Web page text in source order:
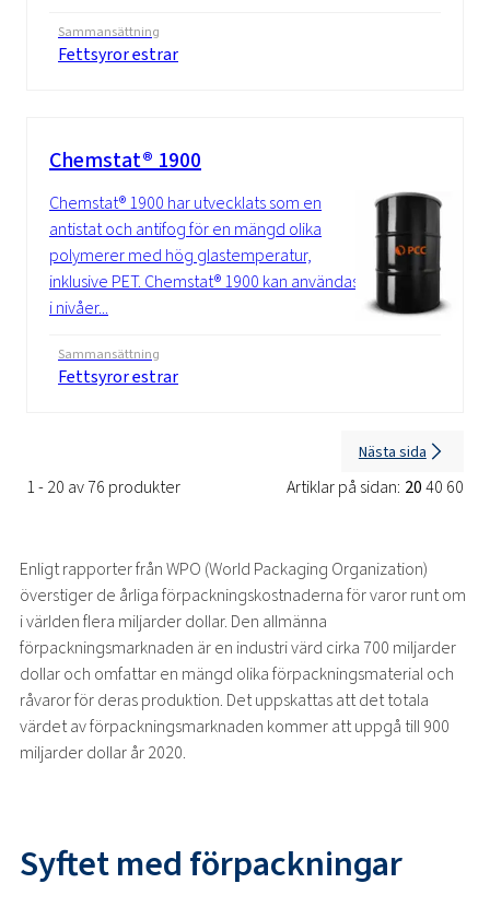
Sammansättning
Fettsyror estrar
Chemstat® 1900
Chemstat® 1900 har utvecklats som en
antistat och antifog för en mängd olika
polymerer med hög glastemperatur,
inklusive PET. Chemstat® 1900 kan användas
i nivåer...
Sammansättning
Fettsyror estrar
1 - 20 av 76 produkter Artiklar på sidan: 2040 60
Nästa sida
Enligt rapporter från WPO (World Packaging Organization)
överstiger de årliga förpackningskostnaderna för varor runt om
i världen flera miljarder dollar. Den allmänna
förpackningsmarknaden är en industri värd cirka 700 miljarder
dollar och omfattar en mängd olika förpackningsmaterial och
råvaror för deras produktion. Det uppskattas att det totala
värdet av förpackningsmarknaden kommer att uppgå till 900
miljarder dollar år 2020.
Syftet med förpackningar